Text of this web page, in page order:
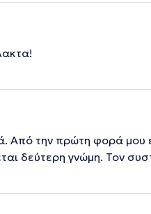
Από την πρώτη φορά μου
δεύτερη γνώμη. Τον